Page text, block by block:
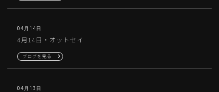
4月14日・オットセイ
04月14日
ブログを見る
04月13日